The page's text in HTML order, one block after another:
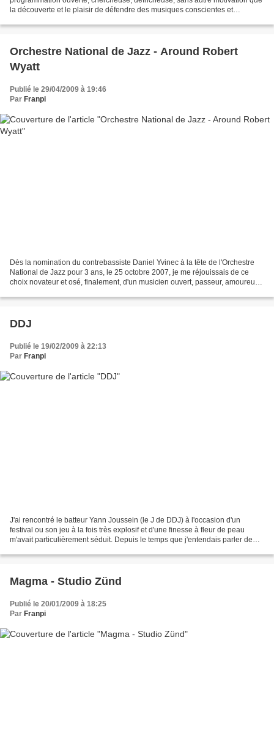
la découverte et le plaisir de défendre des musiques conscientes et
Orchestre National de Jazz - Around Robert
Wyatt
Publié le 29/04/2009 à 19:46
Par Franpi
Dès la nomination du contrebassiste Daniel Yvinec à la tête de l'Orchestre
National de Jazz pour 3 ans, le 25 octobre 2007, je me réjouissais de ce
choix novateur et osé, finalement, d'un musicien ouvert, passeur, amoureux
DDJ
Publié le 19/02/2009 à 22:13
Par Franpi
J'ai rencontré le batteur Yann Joussein (le J de DDJ) à l'occasion d'un
festival ou son jeu à la fois très explosif et d'une finesse à fleur de peau
m'avait particulièrement séduit. Depuis le temps que j'entendais parler de
Magma - Studio Zünd
Publié le 20/01/2009 à 18:25
Par Franpi